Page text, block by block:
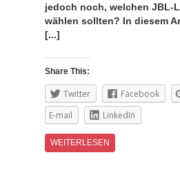
jedoch noch, welchen JBL-
wählen sollten? In diesem
[...]
Share This:
Twitter Facebook
E-mail
LinkedIn
WEITERLESEN